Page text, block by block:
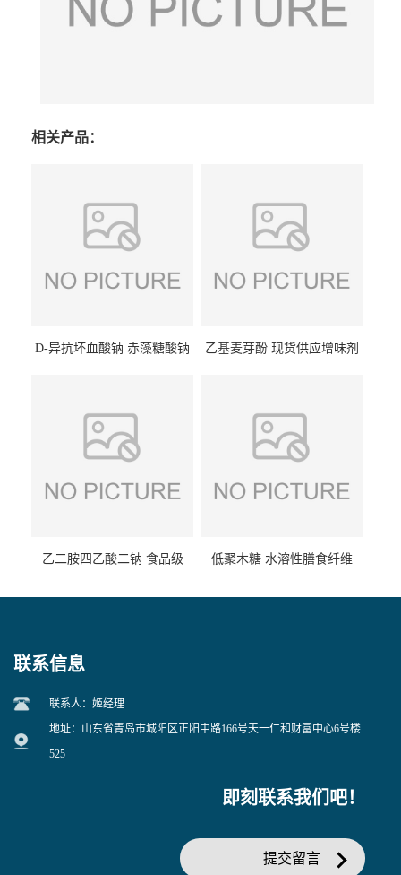
相关产品：
D-异抗坏血酸钠 赤藻糖酸钠
乙基麦芽酚 现货供应增味剂
乙二胺四乙酸二钠 食品级
低聚木糖 水溶性膳食纤维
联系信息
联系人：姬经理
地址：山东省青岛市城阳区正阳中路166号天一仁和财富中心6号楼
525
即刻联系我们吧！
提交留言